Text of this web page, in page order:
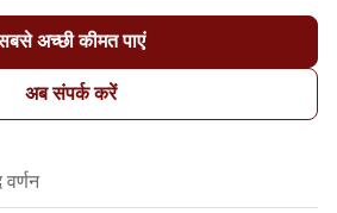
अच्छी कीमत पाएं
अब संपर्क करें
वर्णन